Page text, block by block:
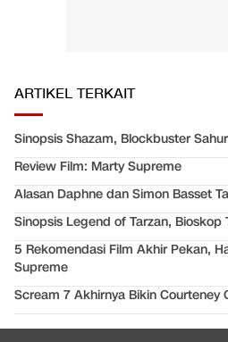
ARTIKEL TERKAIT
Sinopsis Shazam, Blockbuster
Review Film: Marty Supreme
Alasan Daphne dan Simon Basset
Sinopsis Legend of Tarzan, Bioskop
5 Rekomendasi Film Akhir Pekan,
Supreme
Scream 7 Akhirnya Bikin Courteney